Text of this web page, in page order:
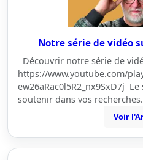
Notre série de vidéo
Découvrir notre série de
https://www.youtube.com/
ew26aRac0l5R2_nx9SxD7j
soutenir dans vos
Voir